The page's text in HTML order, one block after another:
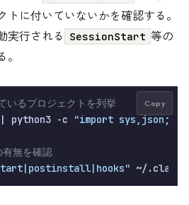
トに付いていないかを確認する。
実行される SessionStart 等の
るプロジェクトを列挙
python3 -c "import sys,json;
無を確認
Copy